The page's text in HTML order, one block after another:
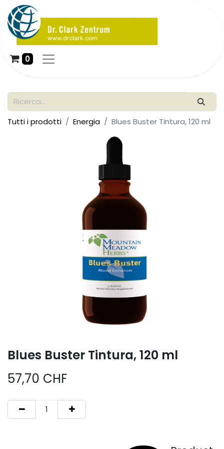
0
Tutti i prodotti Energia Blues Buster Tintura, 120 ml
Blues Buster Tintura, 120 ml
57,70 CHF